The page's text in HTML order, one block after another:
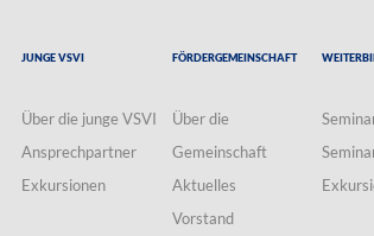
Junge VSVI
Über die junge VSVI
Ansprechpartner
Exkursionen
Fördergemeinschaft
Über die
Gemeinschaft
Aktuelles
Vorstand